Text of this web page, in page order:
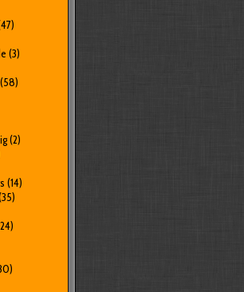
(3)
(58)
(2)
(14)